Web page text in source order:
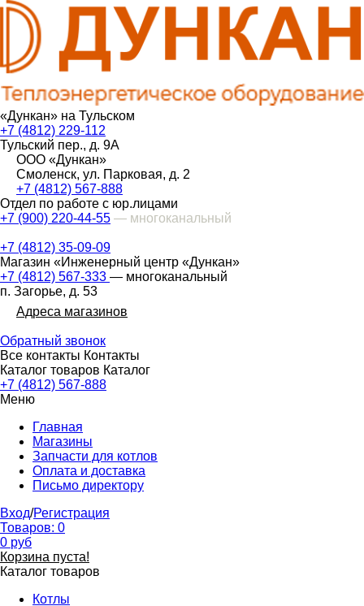
«Дункан» на Тульском
+7 (4812) 229-112
Тульский пер., д. 9А
ООО «Дункан»
Смоленск, ул. Парковая, д. 2
+7 (4812) 567-888
Отдел по работе с юр.лицами
+7 (900) 220-44-55 — многоканальный
+7 (4812) 35-09-09
Магазин «Инженерный центр «Дункан»
+7 (4812) 567-333 — многоканальный
п. Загорье, д. 53
Адреса магазинов
Обратный звонок
Все контакты Контакты
Каталог товаров Каталог
+7 (4812) 567-888
Меню
Главная
Магазины
Запчасти для котлов
Оплата и доставка
Письмо директору
Вход/Регистрация
Товаров: 0
0 руб
Корзина пуста!
Каталог товаров
Котлы